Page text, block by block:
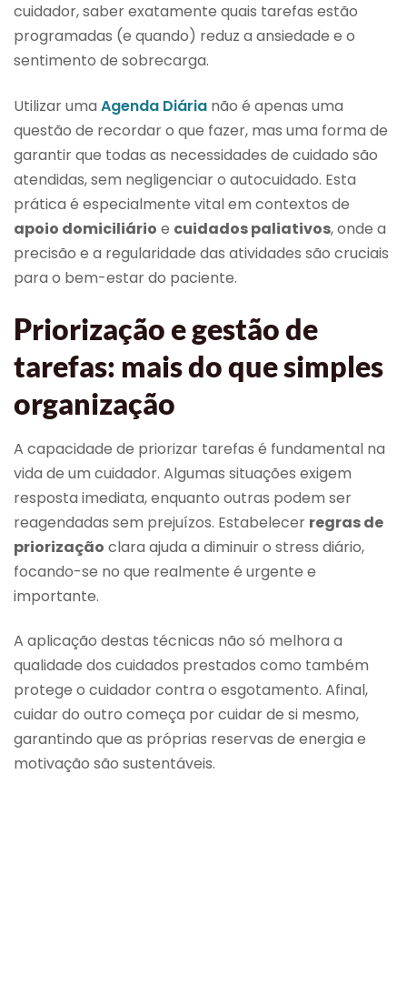
cuidador, saber exatamente quais tarefas estão
programadas (e quando) reduz a ansiedade e o
sentimento de sobrecarga.
Utilizar uma Agenda Diária não é apenas uma
questão de recordar o que fazer, mas uma forma de
garantir que todas as necessidades de cuidado são
atendidas, sem negligenciar o autocuidado. Esta
prática é especialmente vital em contextos de
apoio domiciliário e cuidados paliativos, onde a
precisão e a regularidade das atividades são cruciais
para o bem-estar do paciente.
Priorização e gestão de
tarefas: mais do que simples
organização
A capacidade de priorizar tarefas é fundamental na
vida de um cuidador. Algumas situações exigem
resposta imediata, enquanto outras podem ser
reagendadas sem prejuízos. Estabelecer regras de
priorização clara ajuda a diminuir o stress diário,
focando-se no que realmente é urgente e
importante.
A aplicação destas técnicas não só melhora a
qualidade dos cuidados prestados como também
protege o cuidador contra o esgotamento. Afinal,
cuidar do outro começa por cuidar de si mesmo,
garantindo que as próprias reservas de energia e
motivação são sustentáveis.